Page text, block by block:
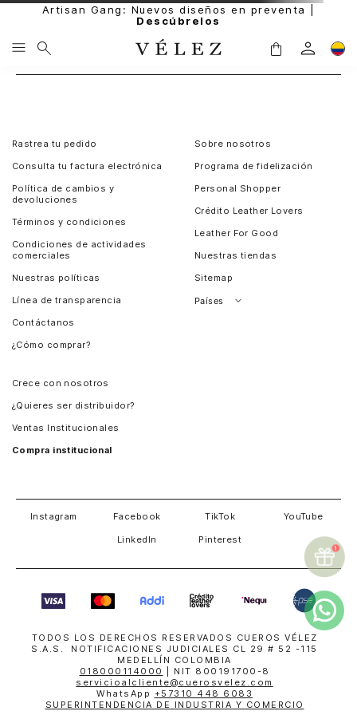
Artisan Gang: Nuevos diseños en preventa |
Descúbrelos
Rastrea tu pedido
Consulta tu factura electrónica
Política de cambios y
devoluciones
Términos y condiciones
Condiciones de actividades
comerciales
Nuestras políticas
Línea de transparencia
Contáctanos
¿Cómo comprar?
Sobre nosotros
Programa de fidelización
Personal Shopper
Crédito Leather Lovers
Leather For Good
Nuestras tiendas
Sitemap
Países
Crece con nosotros
¿Quieres ser distribuidor?
Ventas Institucionales
Compra institucional
Instagram Facebook TikTok YouTube
LinkedIn Pinterest
TODOS LOS DERECHOS RESERVADOS CUEROS VÉLEZ
S.A.S. NOTIFICACIONES JUDICIALES CL 29 # 52 -115
MEDELLÍN COLOMBIA
018000114000
| NIT 800191700-8
servicioalcliente@cuerosvelez.com
WhatsApp +57310 448 6083
SUPERINTENDENCIA DE INDUSTRIA Y COMERCIO